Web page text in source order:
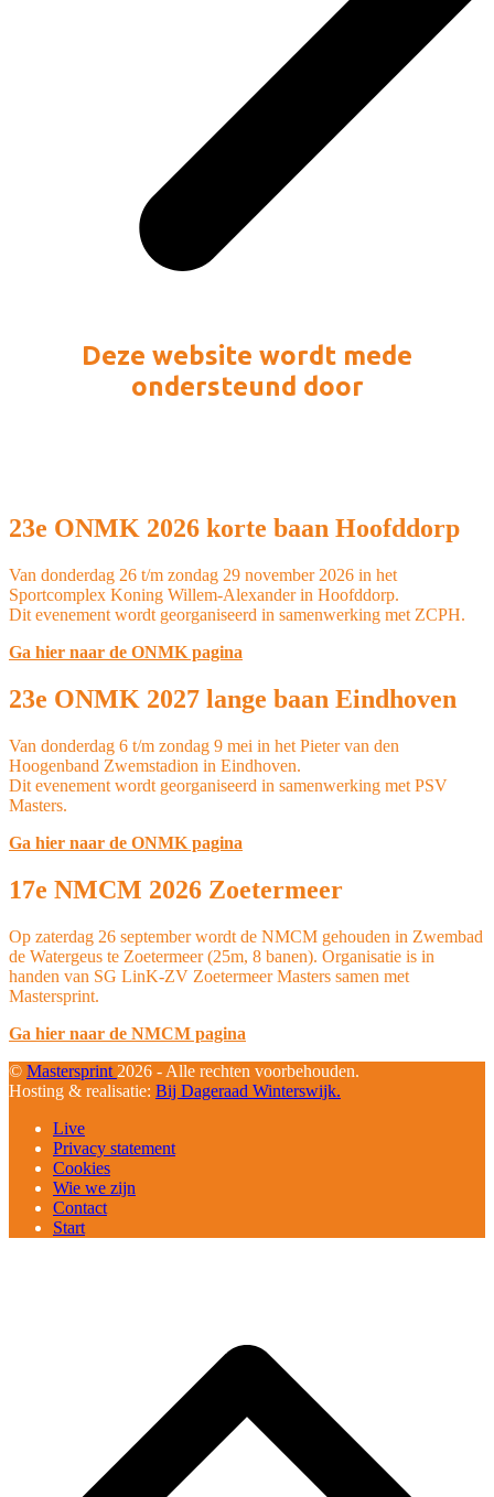
Deze website wordt mede
ondersteund door
23e ONMK 2026 korte baan Hoofddorp
Van donderdag 26 t/m zondag 29 november 2026 in het
Sportcomplex Koning Willem-Alexander in Hoofddorp.
Dit evenement wordt georganiseerd in samenwerking met ZCPH.
Ga hier naar de ONMK pagina
23e ONMK 2027 lange baan Eindhoven
Van donderdag 6 t/m zondag 9 mei in het Pieter van den
Hoogenband Zwemstadion in Eindhoven.
Dit evenement wordt georganiseerd in samenwerking met PSV
Masters.
Ga hier naar de ONMK pagina
17e NMCM 2026 Zoetermeer
Op zaterdag 26 september wordt de NMCM gehouden in Zwembad
de Watergeus te Zoetermeer (25m, 8 banen). Organisatie is in
handen van SG LinK-ZV Zoetermeer Masters samen met
Mastersprint.
Ga hier naar de NMCM pagina
© Mastersprint 2026 - Alle rechten voorbehouden.
Hosting & realisatie: Bij Dageraad Winterswijk.
Live
Privacy statement
Cookies
Wie we zijn
Contact
Start